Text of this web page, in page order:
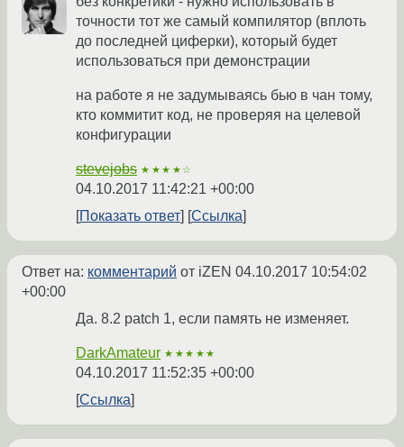
точности тот же самый компилятор (вплоть
до последней циферки), который будет
использоваться при демонстрации
на работе я не задумываясь бью в чан тому,
кто коммитит код, не проверяя на целевой
конфигурации
stevejobs ★★★★☆
04.10.2017 11:42:21 +00:00
Показать ответ
Ссылка
Ответ на: комментарий от iZEN 04.10.2017 10:54:02
+00:00
Да. 8.2 patch 1, если память не изменяет.
DarkAmateur ★★★★★
04.10.2017 11:52:35 +00:00
Ссылка